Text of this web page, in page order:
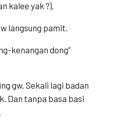
kalee yak ?).
langsung pamit.
kenangan dong”
gw. Sekali lagi badan
Dan tanpa basa basi